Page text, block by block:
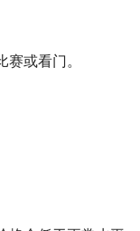
或看门。